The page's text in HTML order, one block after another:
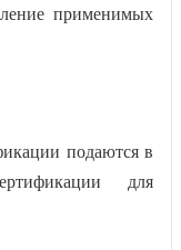
применимых
подаются в
для